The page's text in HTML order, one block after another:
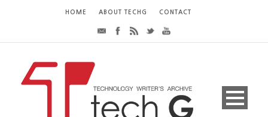
HOME ABOUT TECHG CONTACT